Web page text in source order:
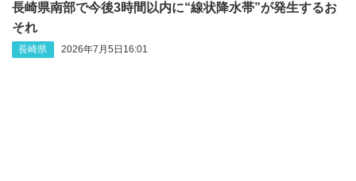
長崎県南部で今後3時間以内に“線状降水帯”が発生するお
それ
長崎県 2026年7月5日16:01